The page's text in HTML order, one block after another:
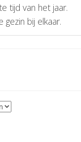
tijd van het jaar.
gezin bij elkaar.